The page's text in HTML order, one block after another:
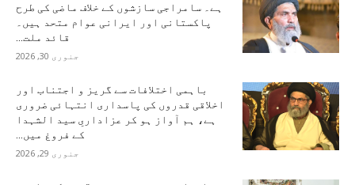
ہے۔ سامراجی سازشوں کے خلاف ماضی کی طرح
پاکستانی اور ایرانی عوام متحد ہیں۔
قائد ملت...
جنوری 30, 2026
باہمی اختلافات سے گریز و اجتناب اور
اخلاقی قدروں کی پاسداری انتہائی ضروری
ہے، ہم آواز ہو کر عزاداریِ سید الشہدا
کے فروغ میں...
جنوری 29, 2026